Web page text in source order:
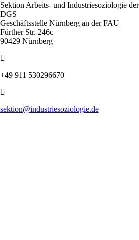
Sektion Arbeits- und Industriesoziologie der
DGS
Geschäftsstelle Nürnberg an der FAU
Fürther Str. 246c
90429 Nürnberg
+49 911 530296670
sektion@industriesoziologie.de